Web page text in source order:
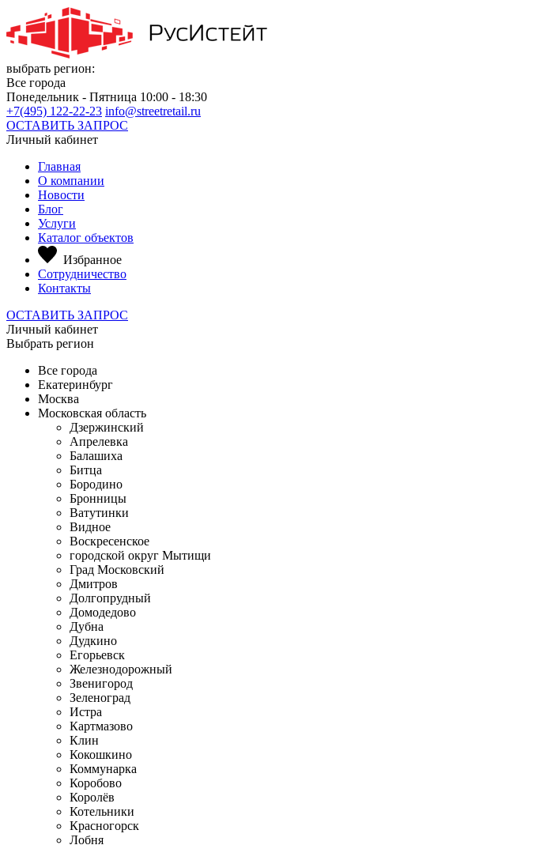
выбрать регион:
Все города
Понедельник - Пятница 10:00 - 18:30
+7(495) 122-22-23 info@streetretail.ru
ОСТАВИТЬ ЗАПРОС
Личный кабинет
Главная
О компании
Новости
Блог
Услуги
Каталог объектов
Избранное
Сотрудничество
Контакты
ОСТАВИТЬ ЗАПРОС
Личный кабинет
Выбрать регион
Все города
Екатеринбург
Москва
Московская область
Дзержинский
Апрелевка
Балашиха
Битца
Бородино
Бронницы
Ватутинки
Видное
Воскресенское
городской округ Мытищи
Град Московский
Дмитров
Долгопрудный
Домодедово
Дубна
Дудкино
Егорьевск
Железнодорожный
Звенигород
Зеленоград
Истра
Картмазово
Клин
Кокошкино
Коммунарка
Коробово
Королёв
Котельники
Красногорск
Лобня